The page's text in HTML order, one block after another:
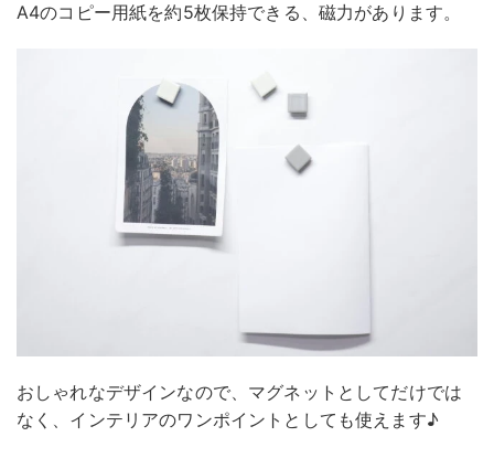
A4のコピー用紙を約5枚保持できる、磁力があります。
おしゃれなデザインなので、マグネットとしてだけでは
なく、インテリアのワンポイントとしても使えます♪